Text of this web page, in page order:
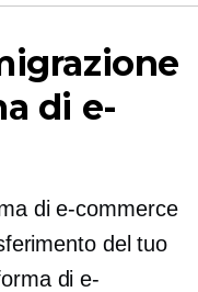
di e-
di e-commerce
del tuo
di e-